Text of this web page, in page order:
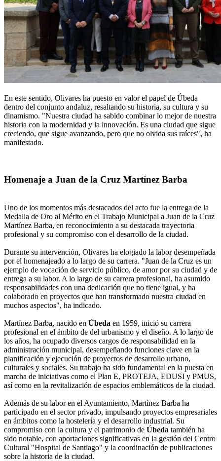
En este sentido, Olivares ha puesto en valor el papel de Úbeda
dentro del conjunto andaluz, resaltando su historia, su cultura y su
dinamismo. "Nuestra ciudad ha sabido combinar lo mejor de nuestra
historia con la modernidad y la innovación. Es una ciudad que sigue
creciendo, que sigue avanzando, pero que no olvida sus raíces", ha
manifestado.
Homenaje a Juan de la Cruz Martínez Barba
Uno de los momentos más destacados del acto fue la entrega de la
Medalla de Oro al Mérito en el Trabajo Municipal a Juan de la Cruz
Martínez Barba, en reconocimiento a su destacada trayectoria
profesional y su compromiso con el desarrollo de la ciudad.
Durante su intervención, Olivares ha elogiado la labor desempeñada
por el homenajeado a lo largo de su carrera. "Juan de la Cruz es un
ejemplo de vocación de servicio público, de amor por su ciudad y de
entrega a su labor. A lo largo de su carrera profesional, ha asumido
responsabilidades con una dedicación que no tiene igual, y ha
colaborado en proyectos que han transformado nuestra ciudad en
muchos aspectos", ha indicado.
Martínez Barba, nacido en Úbeda en 1959, inició su carrera
profesional en el ámbito de del urbanismo y el diseño. A lo largo de
los años, ha ocupado diversos cargos de responsabilidad en la
administración municipal, desempeñando funciones clave en la
planificación y ejecución de proyectos de desarrollo urbano,
culturales y sociales. Su trabajo ha sido fundamental en la puesta en
marcha de iniciativas como el Plan E, PROTEJA, EDUSI y PMUS,
así como en la revitalización de espacios emblemáticos de la ciudad.
Además de su labor en el Ayuntamiento, Martínez Barba ha
participado en el sector privado, impulsando proyectos empresariales
en ámbitos como la hostelería y el desarrollo industrial. Su
compromiso con la cultura y el patrimonio de Úbeda también ha
sido notable, con aportaciones significativas en la gestión del Centro
Cultural "Hospital de Santiago" y la coordinación de publicaciones
sobre la historia de la ciudad.